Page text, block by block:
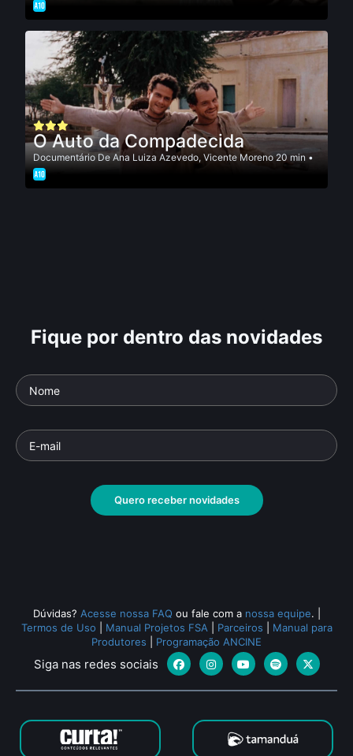
O Auto da Compadecida
Documentário De Ana Luiza Azevedo, Vicente Moreno20 min •
Fique por dentro das novidades
Quero receber novidades
Dúvidas? Acesse nossa FAQ ou fale com a nossa equipe.
Termos de Uso
Manual Projetos FSA Parceiros
Manual para
Produtores
Programação ANCINE
Siga nas redes sociais